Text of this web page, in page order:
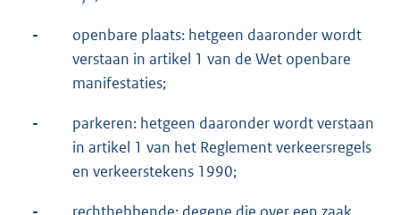
-
openbare plaats: hetgeen daaronder wordt
verstaan in artikel 1 van de Wet openbare
manifestaties;
-
parkeren: hetgeen daaronder wordt verstaan
in artikel 1 van het Reglement verkeersregels
en verkeerstekens 1990;